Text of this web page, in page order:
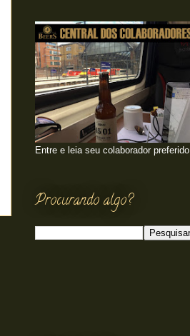
Entre e leia seu colaborador preferido
Procurando algo?